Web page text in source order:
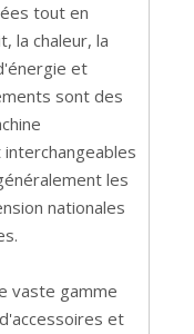
tout en
la chaleur, la
et
sont des
les
nationales
vaste gamme
et